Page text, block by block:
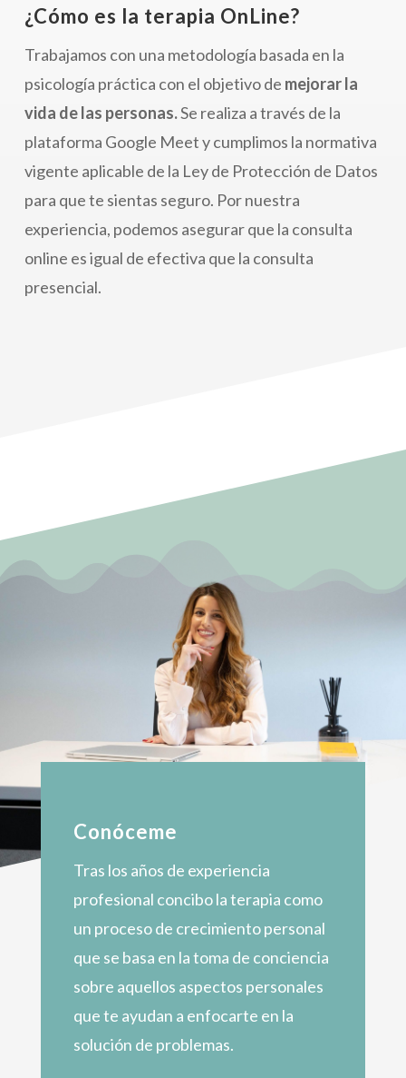
¿Cómo es la terapia OnLine?
Trabajamos con una metodología basada en la
psicología práctica con el objetivo de mejorar la
vida de las personas.Se realiza a través de la
plataforma Google Meet y cumplimos la normativa
vigente aplicable de la Ley de Protección de Datos
para que te sientas seguro. Por nuestra
experiencia, podemos asegurar que la consulta
online es igual de efectiva que la consulta
presencial.
Conóceme
Tras los años de experiencia
profesional concibo la terapia como
un proceso de crecimiento personal
que se basa en la toma de conciencia
sobre aquellos aspectos personales
que te ayudan a enfocarte en la
solución de problemas.